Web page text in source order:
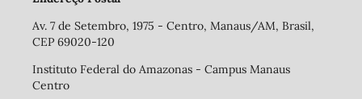
Av. 7 de Setembro, 1975 - Centro, Manaus/AM, Brasil,
CEP 69020-120
Instituto Federal do Amazonas - Campus Manaus
Centro